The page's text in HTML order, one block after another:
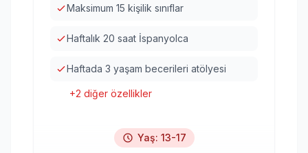
Maksimum 15 kişilik sınıflar
Haftalık 20 saat İspanyolca
Haftada 3 yaşam becerileri atölyesi
+2 diğer özellikler
Yaş: 13-17